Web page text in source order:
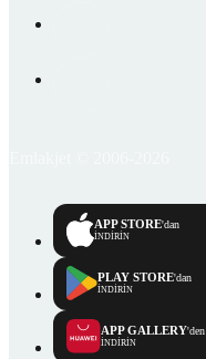
APP STORE'dan
İNDİRİN
PLAY STORE'dan
İNDİRİN
APP GALLERY'den
İNDİRİN